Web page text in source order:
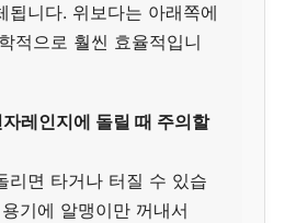
됩니다. 위보다는 아래쪽에
적으로 훨씬 효율적입니
레인지에 돌릴 때 주의할
리면 타거나 터질 수 있습
기에 알맹이만 꺼내서